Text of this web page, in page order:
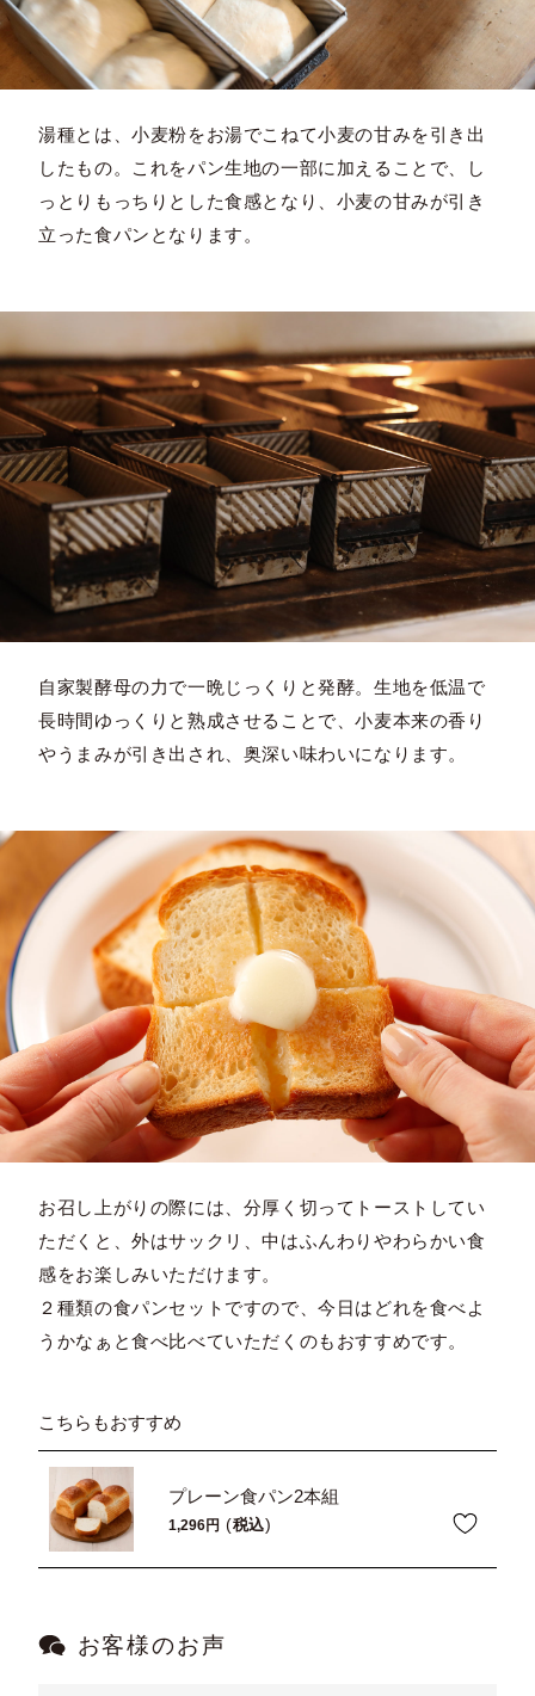
湯種とは、小麦粉をお湯でこねて小麦の甘みを引き出
したもの。これをパン生地の一部に加えることで、し
っとりもっちりとした食感となり、小麦の甘みが引き
立った食パンとなります。
自家製酵母の力で一晩じっくりと発酵。生地を低温で
長時間ゆっくりと熟成させることで、小麦本来の香り
やうまみが引き出され、奥深い味わいになります。
お召し上がりの際には、分厚く切ってトーストしてい
ただくと、外はサックリ、中はふんわりやわらかい食
感をお楽しみいただけます。
２種類の食パンセットですので、今日はどれを食べよ
うかなぁと食べ比べていただくのもおすすめです。
こちらもおすすめ
プレーン食パン2本組
1,296 税込
お客様のお声